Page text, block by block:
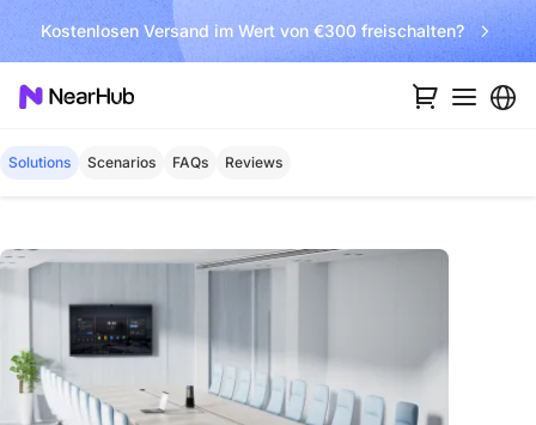
Kostenlosen Versand im Wert von €300 freischalten?
Solutions Scenarios FAQs Reviews